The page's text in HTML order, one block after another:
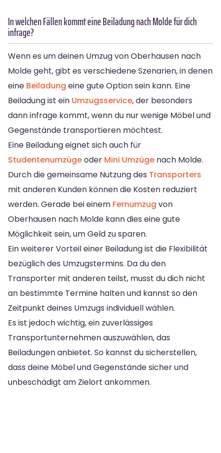
In welchen Fällen kommt eine Beiladung nach Molde für dich
infrage?
Wenn es um deinen Umzug von Oberhausen nach
Molde geht, gibt es verschiedene Szenarien, in denen
eine Beiladung eine gute Option sein kann. Eine
Beiladung ist ein Umzugsservice, der besonders
dann infrage kommt, wenn du nur wenige Möbel und
Gegenstände transportieren möchtest.
Eine Beiladung eignet sich auch für
Studentenumzügeoder Mini Umzüge nach Molde.
Durch die gemeinsame Nutzung des Transporters
mit anderen Kunden können die Kosten reduziert
werden. Gerade bei einem Fernumzug von
Oberhausen nach Molde kann dies eine gute
Möglichkeit sein, um Geld zu sparen.
Ein weiterer Vorteil einer Beiladung ist die Flexibilität
bezüglich des Umzugstermins. Da du den
Transporter mit anderen teilst, musst du dich nicht
an bestimmte Termine halten und kannst so den
Zeitpunkt deines Umzugs individuell wählen.
Es ist jedoch wichtig, ein zuverlässiges
Transportunternehmen auszuwählen, das
Beiladungen anbietet. So kannst du sicherstellen,
dass deine Möbel und Gegenstände sicher und
unbeschädigt am Zielort ankommen.